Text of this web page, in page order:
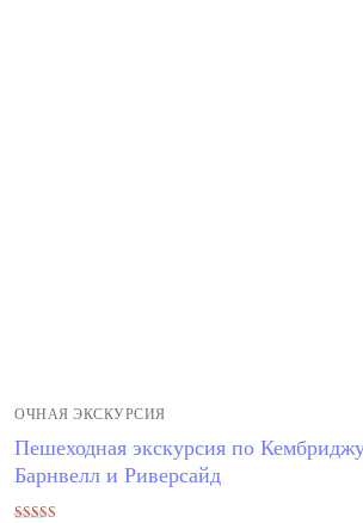
ОЧНАЯ ЭКСКУРСИЯ
Пешеходная экскурсия по
Барнвелл и Риверсайд